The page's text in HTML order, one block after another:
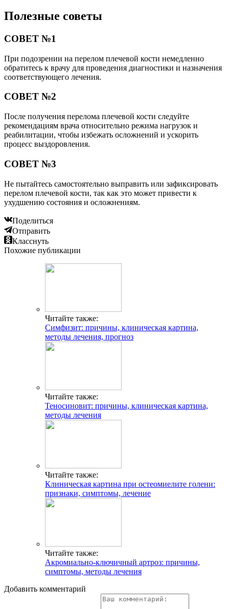
Полезные советы
СОВЕТ №1
При подозрении на перелом плечевой кости немедленно
обратитесь к врачу для проведения диагностики и назначения
соответствующего лечения.
СОВЕТ №2
После получения перелома плечевой кости следуйте
рекомендациям врача относительно режима нагрузок и
реабилитации, чтобы избежать осложнений и ускорить
процесс выздоровления.
СОВЕТ №3
Не пытайтесь самостоятельно выправить или зафиксировать
перелом плечевой кости, так как это может привести к
ухудшению состояния и осложнениям.
Поделиться
Отправить
Класснуть
Похожие публикации
Читайте также:
Симфизит: причины, клиническая картина,
методы лечения, прогноз
Читайте также:
Теносиновит: причины, клиническая картина,
методы лечения
Читайте также:
Клиническая картина при остеомиелите голени:
признаки, симптомы, лечение
Читайте также:
Акромиально-ключичный артроз: причины,
симптомы, методы лечения
Добавить комментарий